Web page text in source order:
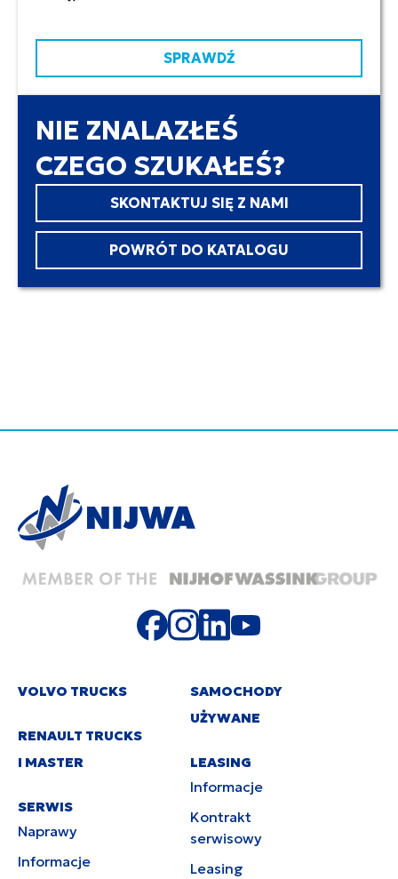
SPRAWDŹ
NIE ZNALAZŁEŚ
CZEGO SZUKAŁEŚ?
SKONTAKTUJ SIĘ Z NAMI
POWRÓT DO KATALOGU
VOLVO TRUCKS
RENAULT TRUCKS
I MASTER
SERWIS
Naprawy
Informacje
SAMOCHODY
UŻYWANE
LEASING
Informacje
Kontrakt
serwisowy
Leasing